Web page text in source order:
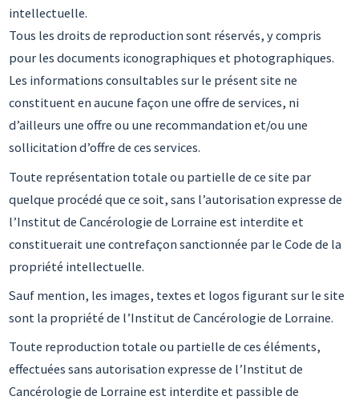
intellectuelle.
Tous les droits de reproduction sont réservés, y compris
pour les documents iconographiques et photographiques.
Les informations consultables sur le présent site ne
constituent en aucune façon une offre de services, ni
d’ailleurs une offre ou une recommandation et/ou une
sollicitation d’offre de ces services.
Toute représentation totale ou partielle de ce site par
quelque procédé que ce soit, sans l’autorisation expresse de
l’Institut de Cancérologie de Lorraine est interdite et
constituerait une contrefaçon sanctionnée par le Code de la
propriété intellectuelle.
Sauf mention, les images, textes et logos figurant sur le site
sont la propriété de l’Institut de Cancérologie de Lorraine.
Toute reproduction totale ou partielle de ces éléments,
effectuées sans autorisation expresse de l’Institut de
Cancérologie de Lorraine est interdite et passible de